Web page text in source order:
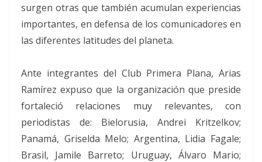
surgen otras que también acumulan experiencias
importantes, en defensa de los comunicadores en
las diferentes latitudes del planeta.
Ante integrantes del Club Primera Plana, Arias
Ramírez expuso que la organización que preside
fortaleció relaciones muy relevantes, con
periodistas de: Bielorusia, Andrei Kritzelkov;
Panamá, Griselda Melo; Argentina, Lidia Fagale;
Brasil, Jamile Barreto; Uruguay, Álvaro Mario;